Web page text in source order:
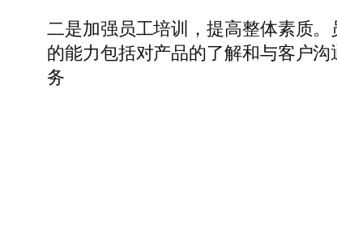
二是加强员工培训，提高整体素质
的能力包括对产品的了解和与客户
务